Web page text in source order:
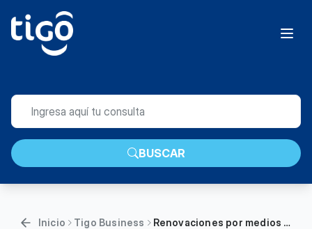
BUSCAR
Inicio Tigo Business Renovaciones por medios digitales B2B | Empresas